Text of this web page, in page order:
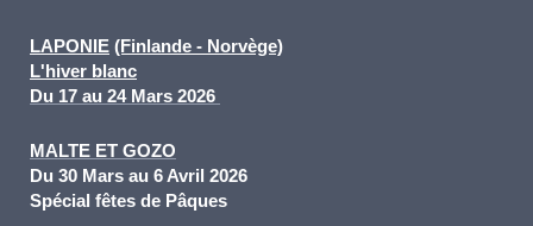
LAPONIE (Finlande - Norvège)
L'hiver blanc
Du 17 au 24 Mars 2026
MALTE ET GOZO
Du 30 Mars au 6 Avril 2026
Spécial fêtes de Pâques